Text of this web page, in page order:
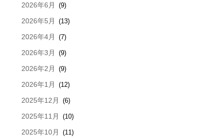
2026年6月 (9)
2026年5月 (13)
2026年4月 (7)
2026年3月 (9)
2026年2月 (9)
2026年1月 (12)
2025年12月 (6)
2025年11月 (10)
2025年10月 (11)